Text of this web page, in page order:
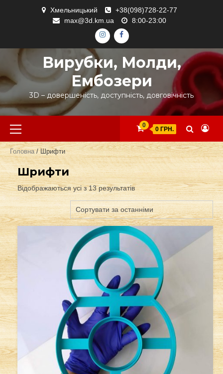
Хмельницький
+38(098)728-22-77
max@3d.km.ua
8:00-23:00
ІНСТАГРАМ
ФЕЙСБУК
Вирубки, Молди,
Ембозери
3D – довершеність, доступність, довговічність
Primary
Menu
0
0 ГРН.
Головна/ Шрифти
Шрифти
Відображаються усі з 13 результатів